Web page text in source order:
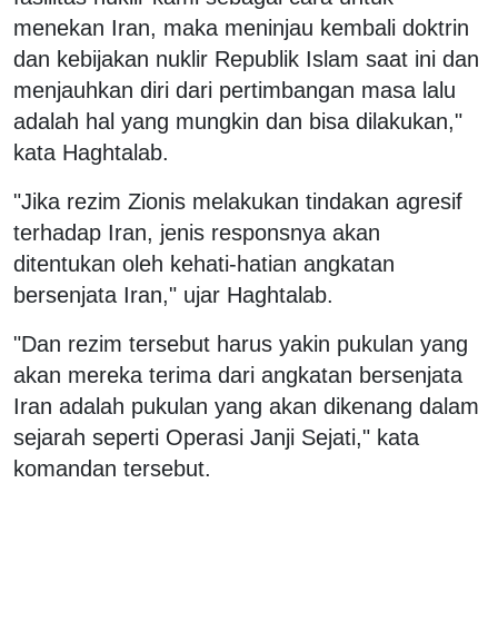
menekan Iran, maka meninjau kembali doktrin
dan kebijakan nuklir Republik Islam saat ini dan
menjauhkan diri dari pertimbangan masa lalu
adalah hal yang mungkin dan bisa dilakukan,"
kata Haghtalab.
"Jika rezim Zionis melakukan tindakan agresif
terhadap Iran, jenis responsnya akan
ditentukan oleh kehati-hatian angkatan
bersenjata Iran," ujar Haghtalab.
"Dan rezim tersebut harus yakin pukulan yang
akan mereka terima dari angkatan bersenjata
Iran adalah pukulan yang akan dikenang dalam
sejarah seperti Operasi Janji Sejati," kata
komandan tersebut.